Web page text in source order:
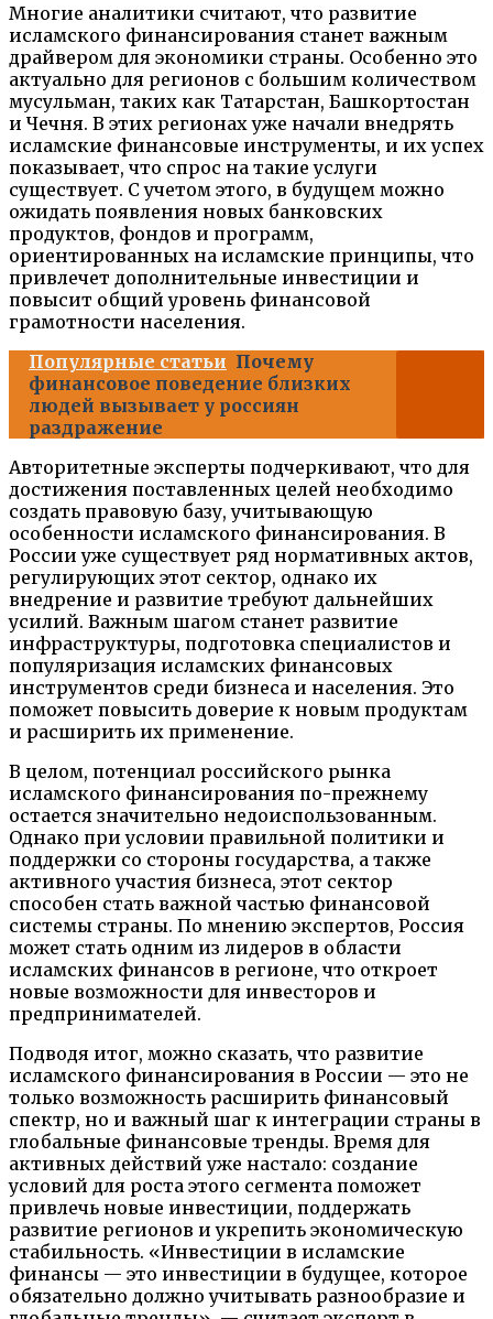
Многие аналитики считают, что развитие
исламского финансирования станет важным
драйвером для экономики страны. Особенно это
актуально для регионов с большим количеством
мусульман, таких как Татарстан, Башкортостан
и Чечня. В этих регионах уже начали внедрять
исламские финансовые инструменты, и их успех
показывает, что спрос на такие услуги
существует. С учетом этого, в будущем можно
ожидать появления новых банковских
продуктов, фондов и программ,
ориентированных на исламские принципы, что
привлечет дополнительные инвестиции и
повысит общий уровень финансовой
грамотности населения.
Популярные статьи Почему
финансовое поведение близких
людей вызывает у россиян
раздражение
Авторитетные эксперты подчеркивают, что для
достижения поставленных целей необходимо
создать правовую базу, учитывающую
особенности исламского финансирования. В
России уже существует ряд нормативных актов,
регулирующих этот сектор, однако их
внедрение и развитие требуют дальнейших
усилий. Важным шагом станет развитие
инфраструктуры, подготовка специалистов и
популяризация исламских финансовых
инструментов среди бизнеса и населения. Это
поможет повысить доверие к новым продуктам
и расширить их применение.
В целом, потенциал российского рынка
исламского финансирования по-прежнему
остается значительно недоиспользованным.
Однако при условии правильной политики и
поддержки со стороны государства, а также
активного участия бизнеса, этот сектор
способен стать важной частью финансовой
системы страны. По мнению экспертов, Россия
может стать одним из лидеров в области
исламских финансов в регионе, что откроет
новые возможности для инвесторов и
предпринимателей.
Подводя итог, можно сказать, что развитие
исламского финансирования в России — это не
только возможность расширить финансовый
спектр, но и важный шаг к интеграции страны в
глобальные финансовые тренды. Время для
активных действий уже настало: создание
условий для роста этого сегмента поможет
привлечь новые инвестиции, поддержать
развитие регионов и укрепить экономическую
стабильность. «Инвестиции в исламские
финансы — это инвестиции в будущее, которое
обязательно должно учитывать разнообразие и